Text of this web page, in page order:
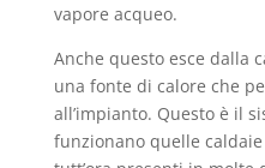
vapore acqueo.
Anche questo esce dalla
una fonte di calore che
all’impianto. Questo è il
funzionano quelle